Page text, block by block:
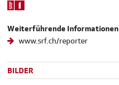
Weiterführende Informationen
www.srf.ch/reporter
BILDER